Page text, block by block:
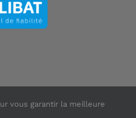
vous garantir la meilleure